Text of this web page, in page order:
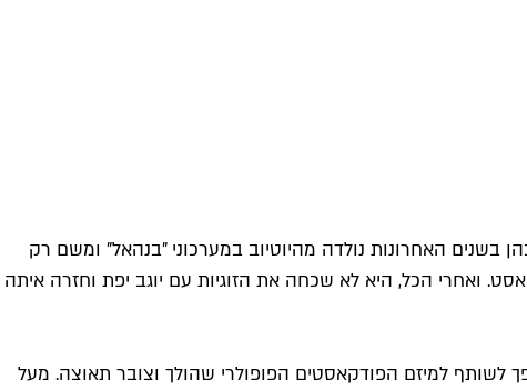
האחרונות נולדה מהיוטיוב במערכוני "בנהאל" ומשם רק
ואחרי הכל, היא לא שכחה את הזוגיות עם יוגב יפת וחזרה איתה
למיזם הפודקאסטים הפופולרי שהולך וצובר תאוצה. מעל